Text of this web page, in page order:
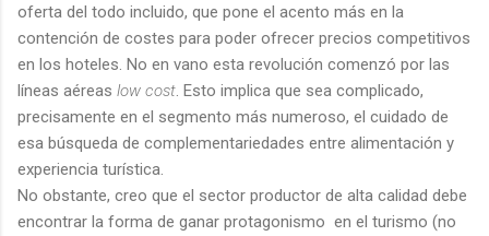
oferta del todo incluido, que pone el acento más en la
contención de costes para poder ofrecer precios competitivos
en los hoteles. No en vano esta revolución comenzó por las
líneas aéreas low cost . Esto implica que sea complicado,
precisamente en el segmento más numeroso, el cuidado de
esa búsqueda de complementariedades entre alimentación y
experiencia turística.
No obstante, creo que el sector productor de alta calidad debe
encontrar la forma de ganar protagonismo en el turismo (no